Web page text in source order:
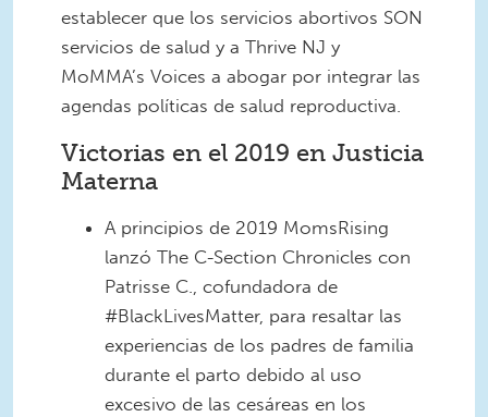
establecer que los servicios abortivos SON
servicios de salud y a Thrive NJ y
MoMMA’s Voices a abogar por integrar las
agendas políticas de salud reproductiva.
Victorias en el 2019 en Justicia
Materna
A principios de 2019 MomsRising
lanzó The C-Section Chronicles con
Patrisse C., cofundadora de
#BlackLivesMatter, para resaltar las
experiencias de los padres de familia
durante el parto debido al uso
excesivo de las cesáreas en los